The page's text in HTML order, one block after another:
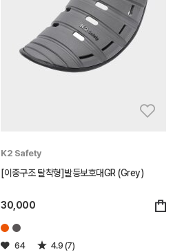
K2 Safety
[이중구조 탈착형]발등보호대GR (Grey)
30,000
64 4.9 (7)